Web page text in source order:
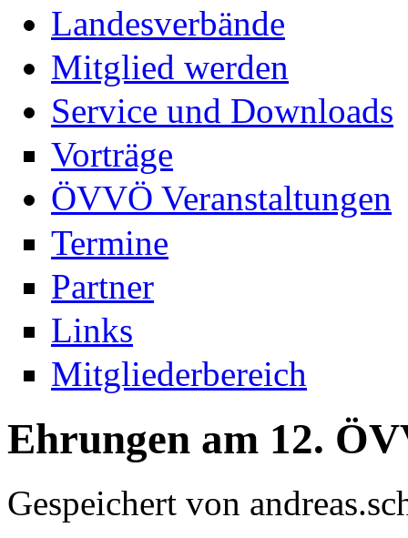
Landesverbände
Mitglied werden
Service und Downloads
Vorträge
ÖVVÖ Veranstaltungen
Termine
Partner
Links
Mitgliederbereich
Ehrungen am 12.
Gespeichert von